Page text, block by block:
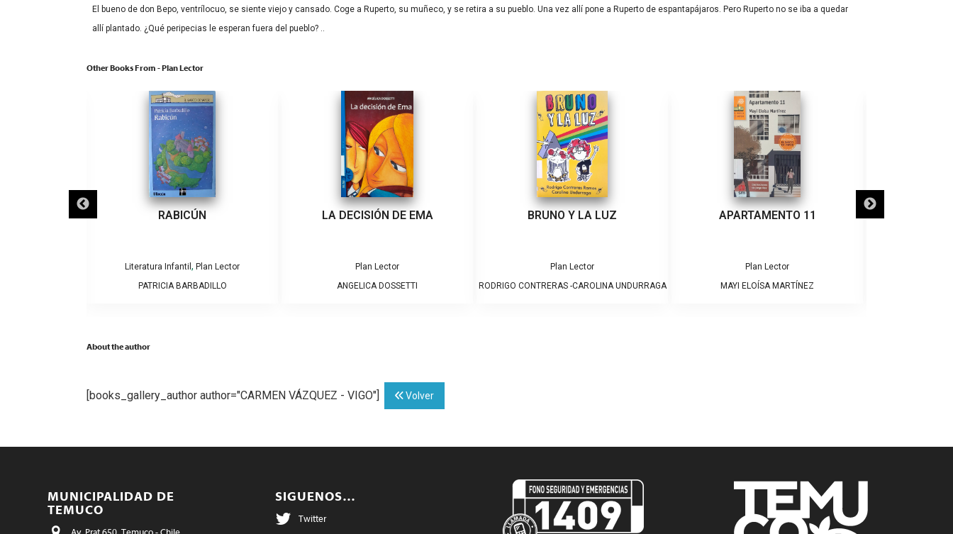
El bueno de don Bepo, ventrílocuo, se siente viejo y cansado. Coge a Ruperto, su muñeco, y se retira a su pueblo. Una vez allí pone a Ruperto de espantapájaros. Pero Ruperto no se iba a quedar
allí plantado. ¿Qué peripecias le esperan fuera del pueblo? ..
Other Books From - Plan Lector
RABICÚN
Literatura Infantil , Plan Lector
PATRICIA BARBADILLO
LA DECISIÓN DE EMA
Plan Lector
ANGELICA DOSSETTI
BRUNO Y LA LUZ
Plan Lector
RODRIGO CONTRERAS -CAROLINA UNDURRAGA
APARTAMENTO 11
Plan Lector
MAYI ELOÍSA MARTÍNEZ
About the author
[books_gallery_author author="CARMEN VÁZQUEZ - VIGO"] Volver
MUNICIPALIDAD DE
TEMUCO
SIGUENOS…
Twitter